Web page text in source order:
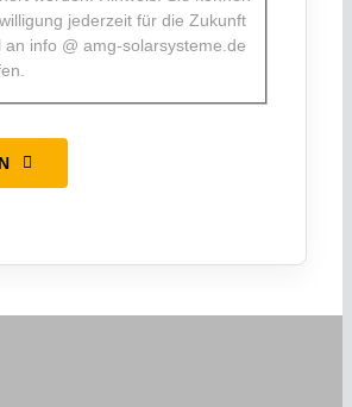
jederzeit für die Zukunft
an info @ amg-solarsysteme.de